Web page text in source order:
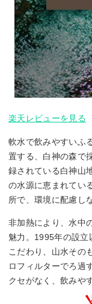
楽天レビューを見る
軟水で飲みやすいふ
置する、白神の森で
録されている白神山
の水源に恵まれてい
所で、環境に配慮し
非加熱により、水中
魅力。1995年の設立
こだわり、山水その
ロフィルターでろ過
クセがなく、飲みや